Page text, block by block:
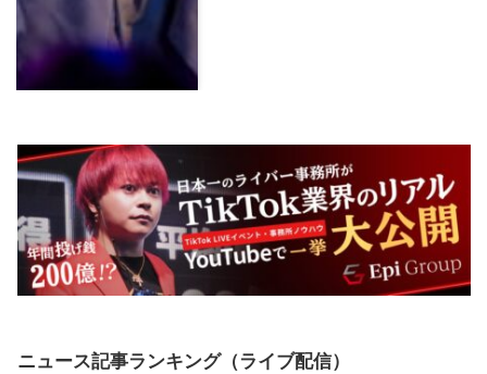
ニュース記事ランキング（ライブ配信）